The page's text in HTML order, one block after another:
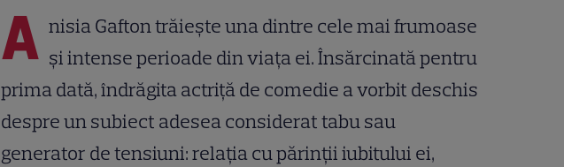
A nisia Gafton trăiește una dintre cele mai frumoase
și intense perioade din viața ei. Însărcinată pentru
prima dată, îndrăgita actriță de comedie a vorbit deschis
despre un subiect adesea considerat tabu sau
generator de tensiuni: relația cu părinții iubitului ei,